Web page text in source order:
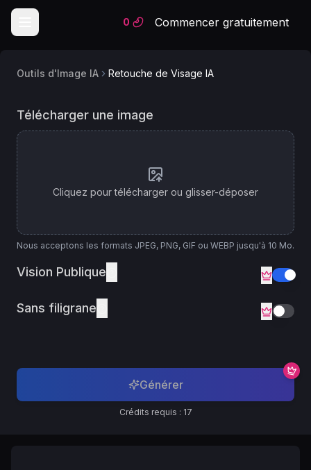
0 Commencer gratuitement
Outils d'Image IA Retouche de Visage IA
d'IA
Télécharger une image
Cliquez pour télécharger ou glisser-déposer
Nous acceptons les formats JPEG, PNG, GIF ou WEBP jusqu'à 10 Mo.
Vision Publique
Sans filigrane
Générer
Crédits requis : 17